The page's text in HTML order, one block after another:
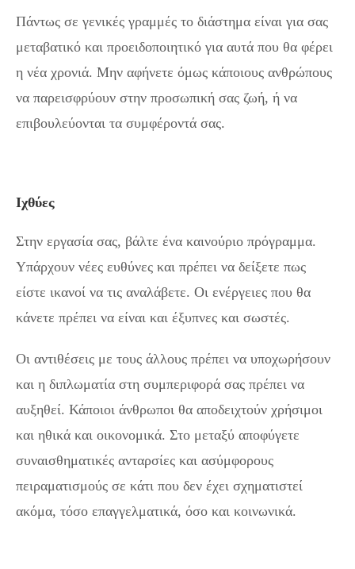
Πάντως σε γενικές γραμμές το διάστημα είναι για σας
μεταβατικό και προειδοποιητικό για αυτά που θα φέρει
η νέα χρονιά. Μην αφήνετε όμως κάποιους ανθρώπους
να παρεισφρύουν στην προσωπική σας ζωή, ή να
επιβουλεύονται τα συμφέροντά σας.
Ιχθύες
Στην εργασία σας, βάλτε ένα καινούριο πρόγραμμα.
Υπάρχουν νέες ευθύνες και πρέπει να δείξετε πως
είστε ικανοί να τις αναλάβετε. Οι ενέργειες που θα
κάνετε πρέπει να είναι και έξυπνες και σωστές.
Οι αντιθέσεις με τους άλλους πρέπει να υποχωρήσουν
και η διπλωματία στη συμπεριφορά σας πρέπει να
αυξηθεί. Κάποιοι άνθρωποι θα αποδειχτούν χρήσιμοι
και ηθικά και οικονομικά. Στο μεταξύ αποφύγετε
συναισθηματικές ανταρσίες και ασύμφορους
πειραματισμούς σε κάτι που δεν έχει σχηματιστεί
ακόμα, τόσο επαγγελματικά, όσο και κοινωνικά.